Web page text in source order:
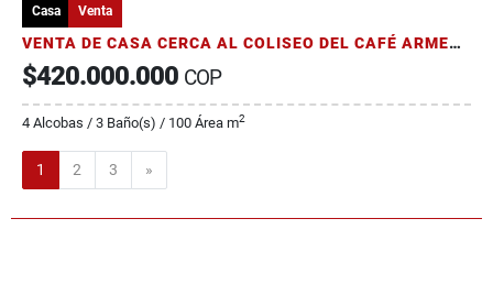
Casa Venta
VENTA DE CASA CERCA AL COLISEO DEL CAFÉ ARMENIA QUINDÍO EN CONDOMINIO
$420.000.000 COP
4 Alcobas / 3 Baño(s) / 100 Área m2
1 2 3 »